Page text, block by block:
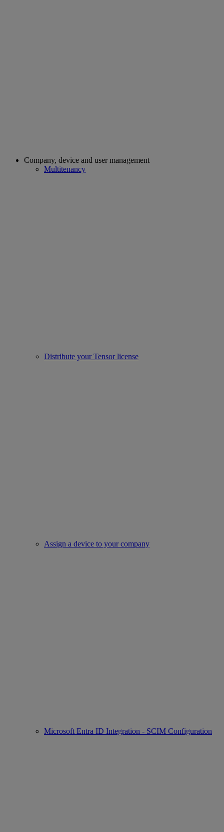
Company, device and user management
Multitenancy
Distribute your Tensor license
Assign a device to your company
Microsoft Entra ID Integration - SCIM Configuration